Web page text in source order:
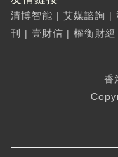
清博智能 | 艾媒諮詢 |
刊
| 壹財信 | 權衡財經
香